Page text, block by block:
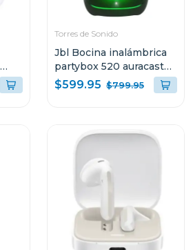
Torres de Sonido
Jbl Bocina inalámbrica
partybox 520 auracast
400 w rms
$599.95 $799.95